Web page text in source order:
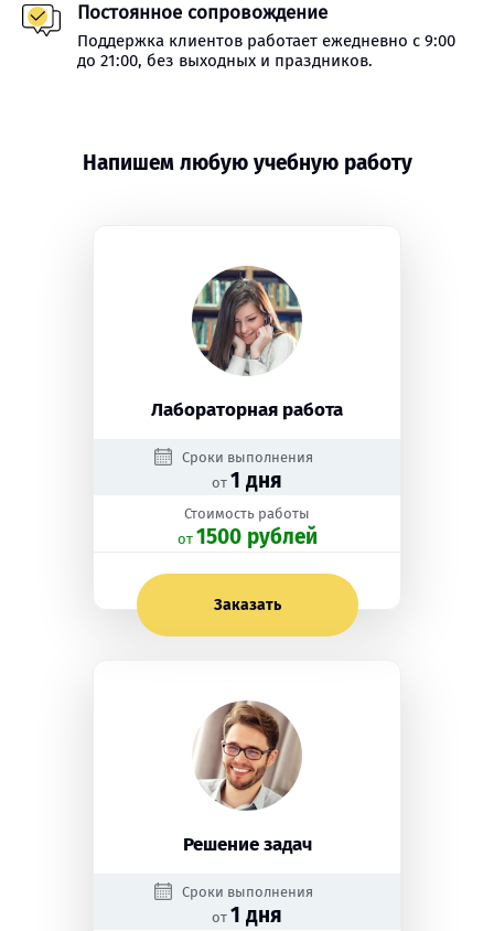
Постоянное сопровождение
Поддержка клиентов работает ежедневно с 9:00
до 21:00, без выходных и праздников.
Напишем любую учебную работу
Лабораторная работа
Сроки выполнения
от 1 дня
Стоимость работы
oт 1500 рублей
Заказать
Решение задач
Сроки выполнения
от 1 дня